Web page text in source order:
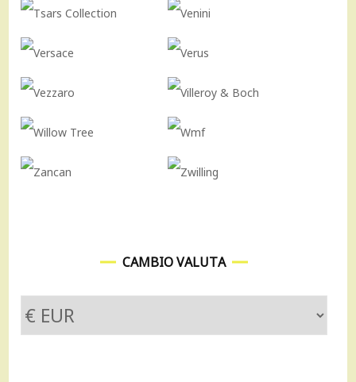
CAMBIO VALUTA